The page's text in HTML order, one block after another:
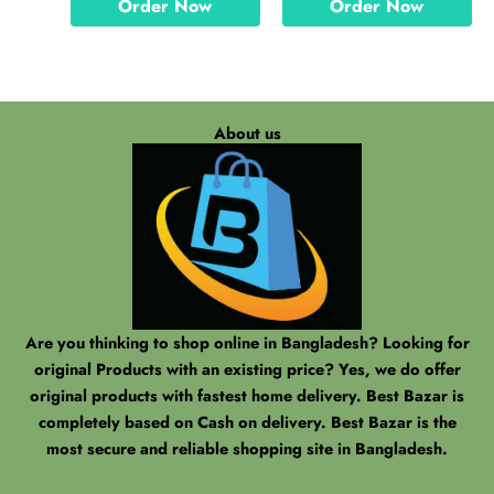
Order Now Order Now
About us
Are you thinking to shop online in Bangladesh? Looking for
original Products with an existing price? Yes, we do offer
original products with fastest home delivery. Best Bazar is
completely based on Cash on delivery. Best Bazar is the
most secure and reliable shopping site in Bangladesh.